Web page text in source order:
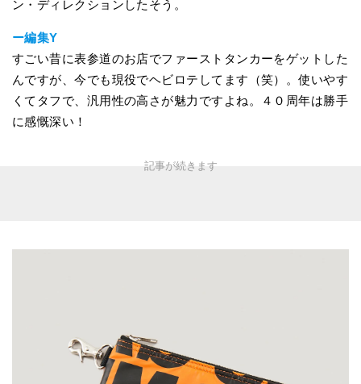
ン・ディレクションしたそう。
ー編集Y
すごい昔に表参道のお店でファーストタンカーをゲットした
んですが、今でも現役でヘビロテしてます（笑）。使いやす
くてタフで、汎用性の高さが魅力ですよね。４０周年は勝手
に感慨深い！